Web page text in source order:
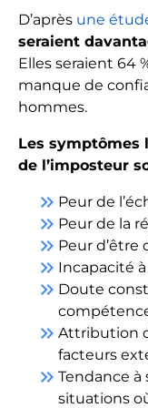
D’après une
seraient
Elles seraient 64
manque de
hommes.
Les symptômes
de l’imposteur
keyboard_double_arrow_right Peur de
keyboard_double_arrow_right Peur de la
keyboard_double_arrow_right Peur d’être
keyboard_double_arrow_right Incapacité
keyboard_double_arrow_right Doute
keyboard_double_arrow_right Attribution
facteurs
keyboard_double_arrow_right Tendance à
situations